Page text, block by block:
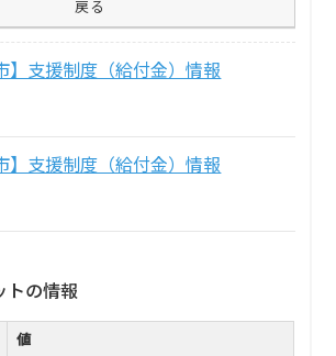
戻る
】支援制度（給付金）情報
】支援制度（給付金）情報
トの情報
値